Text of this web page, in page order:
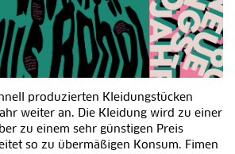
produzierten Kleidungstücken
weiter an. Die Kleidung wird zu einer
zu einem sehr günstigen Preis
so zu übermäßigen Konsum. Fimen